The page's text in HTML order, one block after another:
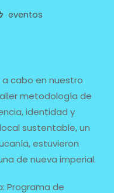
eventos
a cabo en nuestro
metodología de
identidad y
sustentable, un
estuvieron
de nueva imperial.
Programa de